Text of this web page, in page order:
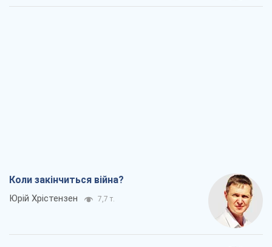
Коли закінчиться війна?
Юрій Хрістензен 7,7 т.